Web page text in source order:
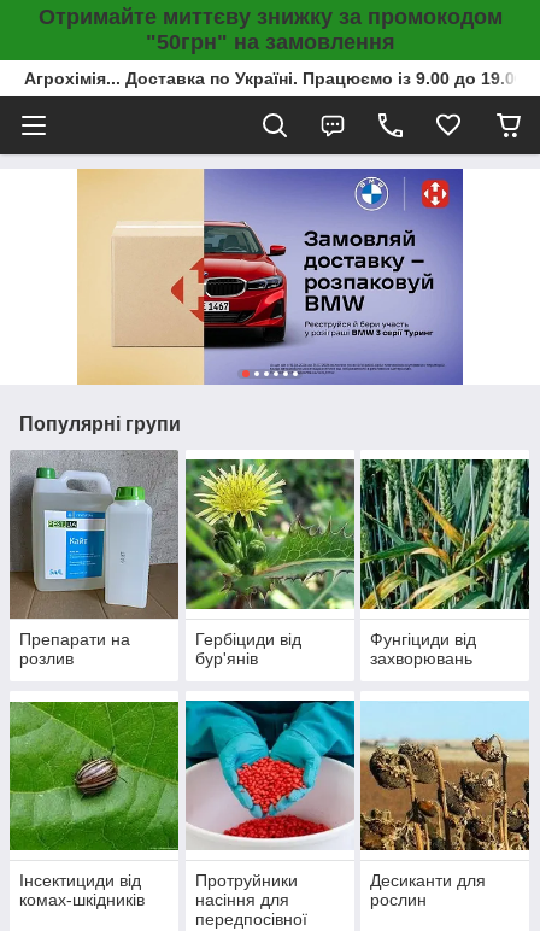
Отримайте миттєву знижку за промокодом
"50грн" на замовлення
Агрохімія... Доставка по Україні. Працюємо із 9.00 до
Популярні групи
Препарати на
розлив
Гербіциди від
бур'янів
Фунгіциди від
захворювань
Інсектициди від
комах-шкідників
Протруйники
насіння для
передпосівної
Десиканти для
рослин